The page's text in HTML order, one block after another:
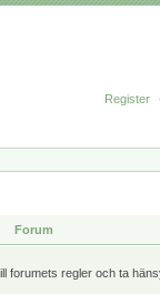
Register
Forum
forumets regler och ta